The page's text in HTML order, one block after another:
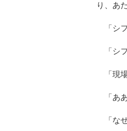
り、あ
「シフ
「シフ
「現場
「ああ
「なぜ